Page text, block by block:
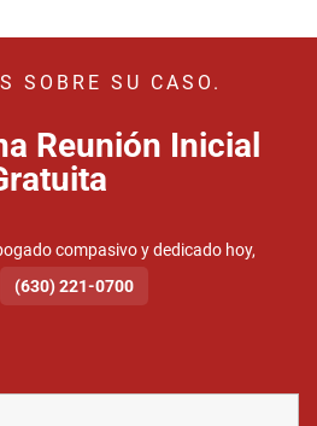
SOBRE SU CASO.
Reunión Inicial
compasivo y dedicado hoy,
(630) 221-0700